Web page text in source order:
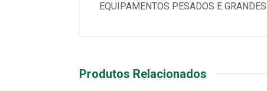
EQUIPAMENTOS PESADOS E
Produtos Relacionados